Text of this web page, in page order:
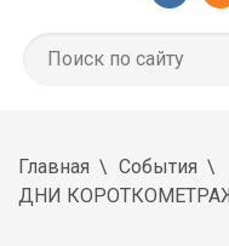
Главная
События
ДНИ